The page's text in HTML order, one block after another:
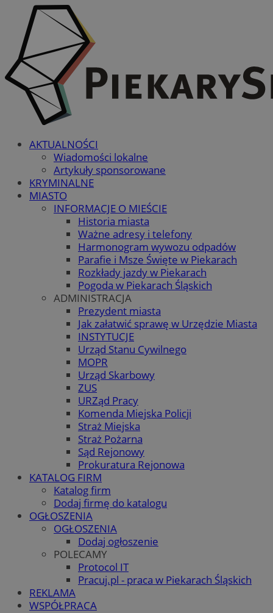
AKTUALNOŚCI
Wiadomości lokalne
Artykuły sponsorowane
KRYMINALNE
MIASTO
INFORMACJE O MIEŚCIE
Historia miasta
Ważne adresy i telefony
Harmonogram wywozu odpadów
Parafie i Msze Święte w Piekarach
Rozkłady jazdy w Piekarach
Pogoda w Piekarach Śląskich
ADMINISTRACJA
Prezydent miasta
Jak załatwić sprawę w Urzędzie Miasta
INSTYTUCJE
Urząd Stanu Cywilnego
MOPR
Urząd Skarbowy
ZUS
URZąd Pracy
Komenda Miejska Policji
Straż Miejska
Straż Pożarna
Sąd Rejonowy
Prokuratura Rejonowa
KATALOG FIRM
Katalog firm
Dodaj firmę do katalogu
OGŁOSZENIA
OGŁOSZENIA
Dodaj ogłoszenie
POLECAMY
Protocol IT
Pracuj.pl - praca w Piekarach Śląskich
REKLAMA
WSPÓŁPRACA